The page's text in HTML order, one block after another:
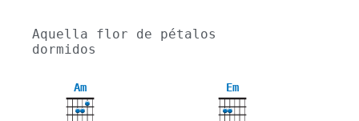
Aquella flor de pétalos
dormidos
Am Em